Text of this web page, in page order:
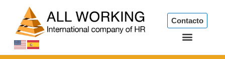
contenido
Contacto